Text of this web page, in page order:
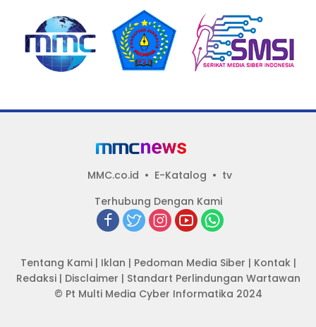
MMC.co.id E-Katalog
tv
Terhubung Dengan Kami
Tentang Kami| Iklan | Pedoman Media Siber | Kontak|
Redaksi| Disclaimer | Standart Perlindungan Wartawan
© Pt Multi Media Cyber Informatika 2024